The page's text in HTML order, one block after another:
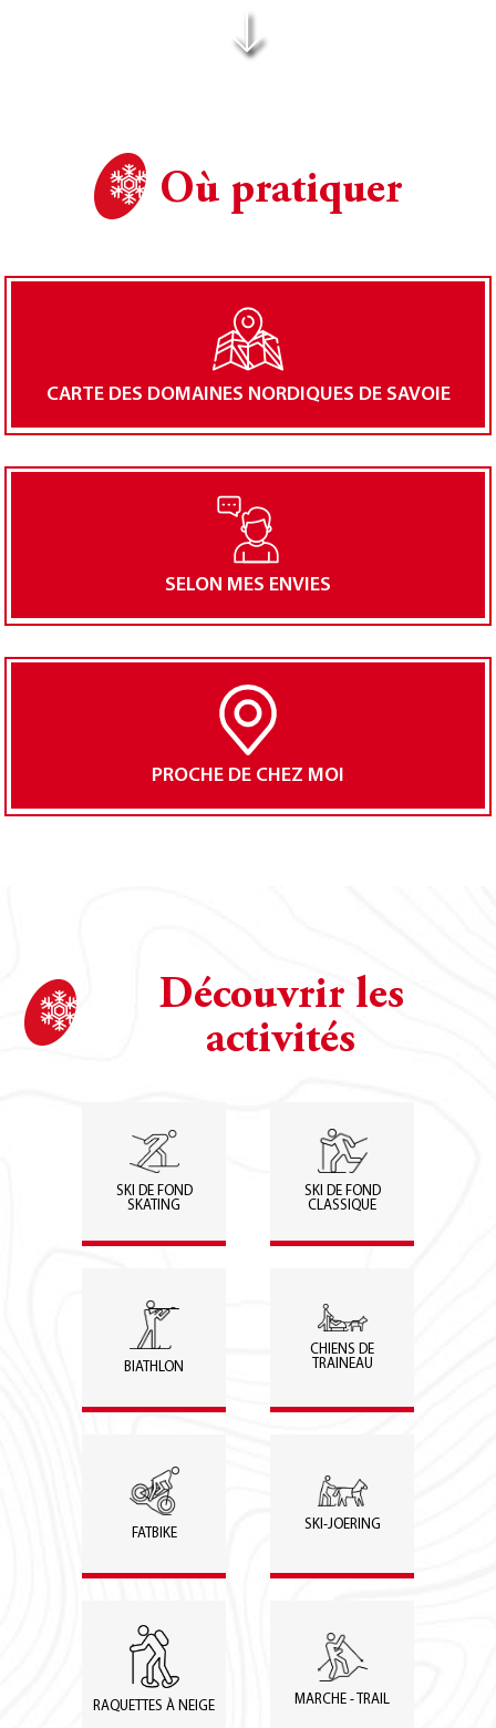
Où pratiquer
CARTE DES DOMAINES NORDIQUES DE SAVOIE
SELON MES ENVIES
PROCHE DE CHEZ MOI
Découvrir les
activités
SKI DE FOND
SKATING
SKI DE FOND
CLASSIQUE
BIATHLON
CHIENS DE
TRAINEAU
FATBIKE
SKI-JOERING
RAQUETTES À NEIGE MARCHE - TRAIL